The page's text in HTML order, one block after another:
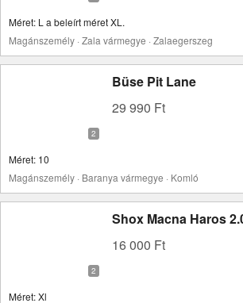
Méret: L a beleírt méret XL.
Magánszemély · Zala vármegye · Zalaegerszeg
Büse Pit Lane
29 990 Ft
Méret: 10
Magánszemély · Baranya vármegye · Komló
Shox Macna Haros
16 000 Ft
Méret: Xl